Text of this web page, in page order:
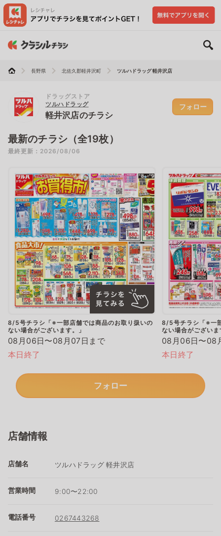
長野県 北佐久郡軽井沢町 ツルハドラッグ 軽井沢店
ドラッグストア
ツルハドラッグ
軽井沢店のチラシ
フォロー
最新のチラシ（全19枚）
最終更新：2026/08/06
8/5号チラシ「※一部店舗では商品のお取り扱いの
ない場合がございます。」
08月06日〜08月07日まで
本日終了
8/5号チラシ「※一
ない場合がございま
08月06日〜08
本日終了
フォロー
店舗情報
店舗名 ツルハドラッグ 軽井沢店
営業時間 9:00〜22:00
電話番号 0267443268